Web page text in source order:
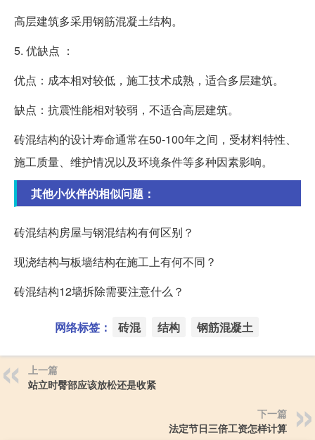
高层建筑多采用钢筋混凝土结构。
5. 优缺点 ：
优点：成本相对较低，施工技术成熟，适合多层建筑。
缺点：抗震性能相对较弱，不适合高层建筑。
砖混结构的设计寿命通常在50-100年之间，受材料特性、
施工质量、维护情况以及环境条件等多种因素影响。
其他小伙伴的相似问题：
砖混结构房屋与钢混结构有何区别？
现浇结构与板墙结构在施工上有何不同？
砖混结构12墙拆除需要注意什么？
网络标签： 砖混 结构 钢筋混凝土
上一篇
站立时臀部应该放松还是收紧
下一篇
法定节日三倍工资怎样计算